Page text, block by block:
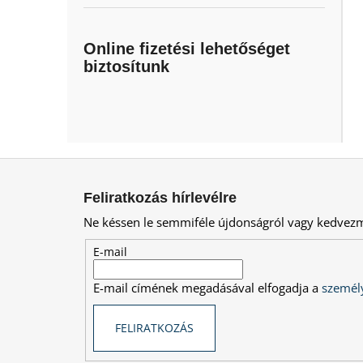
Online fizetési lehetőséget
biztosítunk
Feliratkozás hírlevélre
Ne késsen le semmiféle újdonságról vagy
E-mail
E-mail címének megadásával elfogadja a
FELIRATKOZÁS